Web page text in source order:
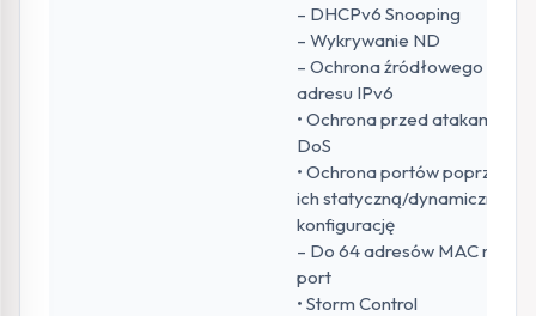
– DHCPv6 Snooping
– Wykrywanie ND
– Ochrona źródłowego
adresu IPv6
• Ochrona przed atakami
DoS
• Ochrona portów poprzez
ich statyczną/dynamiczną
konfigurację
– Do 64 adresów MAC na
port
• Storm Control